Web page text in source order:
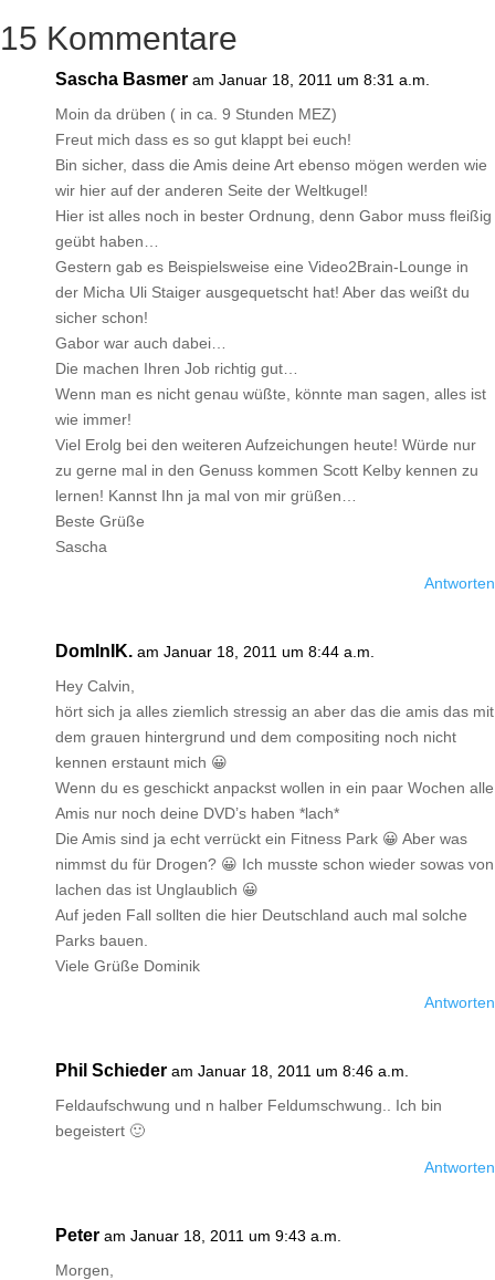
15 Kommentare
Sascha Basmer am Januar 18, 2011 um 8:31 a.m.
Moin da drüben ( in ca. 9 Stunden MEZ)
Freut mich dass es so gut klappt bei euch!
Bin sicher, dass die Amis deine Art ebenso mögen werden wie
wir hier auf der anderen Seite der Weltkugel!
Hier ist alles noch in bester Ordnung, denn Gabor muss fleißig
geübt haben…
Gestern gab es Beispielsweise eine Video2Brain-Lounge in
der Micha Uli Staiger ausgequetscht hat! Aber das weißt du
sicher schon!
Gabor war auch dabei…
Die machen Ihren Job richtig gut…
Wenn man es nicht genau wüßte, könnte man sagen, alles ist
wie immer!
Viel Erolg bei den weiteren Aufzeichungen heute! Würde nur
zu gerne mal in den Genuss kommen Scott Kelby kennen zu
lernen! Kannst Ihn ja mal von mir grüßen…
Beste Grüße
Sascha
Antworten
DomInIK. am Januar 18, 2011 um 8:44 a.m.
Hey Calvin,
hört sich ja alles ziemlich stressig an aber das die amis das mit
dem grauen hintergrund und dem compositing noch nicht
kennen erstaunt mich 😀
Wenn du es geschickt anpackst wollen in ein paar Wochen alle
Amis nur noch deine DVD’s haben *lach*
Die Amis sind ja echt verrückt ein Fitness Park 😀 Aber was
nimmst du für Drogen? 😀 Ich musste schon wieder sowas von
lachen das ist Unglaublich 😀
Auf jeden Fall sollten die hier Deutschland auch mal solche
Parks bauen.
Viele Grüße Dominik
Antworten
Phil Schieder am Januar 18, 2011 um 8:46 a.m.
Feldaufschwung und n halber Feldumschwung.. Ich bin
begeistert 🙂
Antworten
Peter am Januar 18, 2011 um 9:43 a.m.
Morgen,